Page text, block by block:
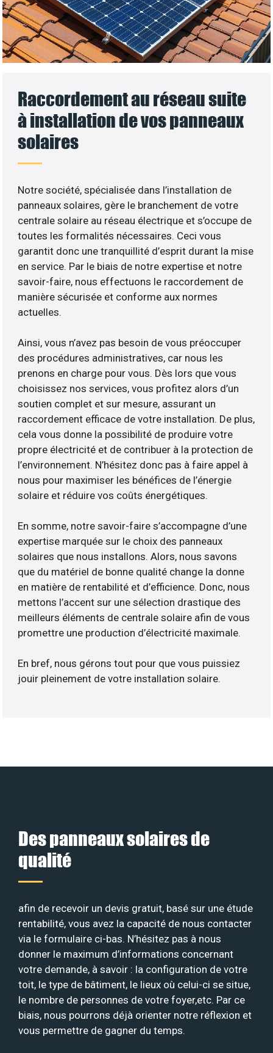
Raccordement au réseau suite
à installation de vos panneaux
solaires
Notre société, spécialisée dans l’installation de
panneaux solaires, gère le branchement de votre
centrale solaire au réseau électrique et s’occupe de
toutes les formalités nécessaires. Ceci vous
garantit donc une tranquillité d’esprit durant la mise
en service. Par le biais de notre expertise et notre
savoir-faire, nous effectuons le raccordement de
manière sécurisée et conforme aux normes
actuelles.
Ainsi, vous n’avez pas besoin de vous préoccuper
des procédures administratives, car nous les
prenons en charge pour vous. Dès lors que vous
choisissez nos services, vous profitez alors d’un
soutien complet et sur mesure, assurant un
raccordement efficace de votre installation. De plus,
cela vous donne la possibilité de produire votre
propre électricité et de contribuer à la protection de
l’environnement. N’hésitez donc pas à faire appel à
nous pour maximiser les bénéfices de l’énergie
solaire et réduire vos coûts énergétiques.
En somme, notre savoir-faire s’accompagne d’une
expertise marquée sur le choix des panneaux
solaires que nous installons. Alors, nous savons
que du matériel de bonne qualité change la donne
en matière de rentabilité et d’efficience. Donc, nous
mettons l’accent sur une sélection drastique des
meilleurs éléments de centrale solaire afin de vous
promettre une production d’électricité maximale.
En bref, nous gérons tout pour que vous puissiez
jouir pleinement de votre installation solaire.
Des panneaux solaires de
qualité
afin de recevoir un devis gratuit, basé sur une étude
rentabilité, vous avez la capacité de nous contacter
via le formulaire ci-bas. N’hésitez pas à nous
donner le maximum d’informations concernant
votre demande, à savoir : la configuration de votre
toit, le type de bâtiment, le lieux où celui-ci se situe,
le nombre de personnes de votre foyer,etc. Par ce
biais, nous pourrons déjà orienter notre réflexion et
vous permettre de gagner du temps.